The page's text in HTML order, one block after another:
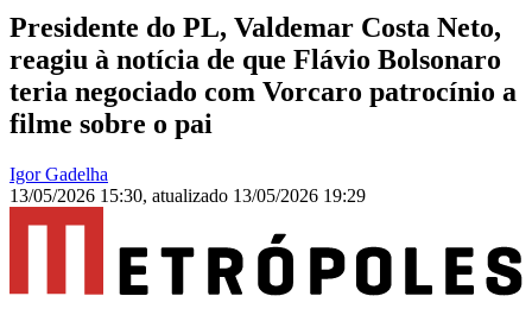
Presidente do PL, Valdemar Costa Neto,
reagiu à notícia de que Flávio Bolsonaro
teria negociado com Vorcaro patrocínio a
filme sobre o pai
Igor Gadelha
13/05/2026 15:30, atualizado 13/05/2026 19:29